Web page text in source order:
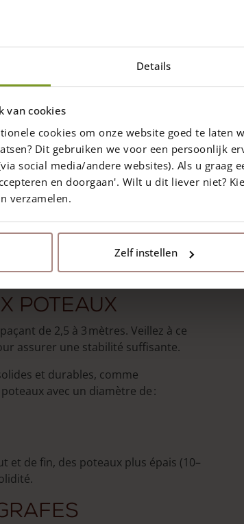
Details
van cookies
cookies om onze website goed te laten
Dit gebruiken we voor een persoonlijk
social media/andere websites). Als u graag
en doorgaan'. Wilt u dit liever niet?
verzamelen.
Zelf instellen
dans la partie inférieure pour
avec des
des tendeurs de fils. Par point de
M
les fils rapidement et solidement.
poteaux
de 2,5 à 3 mètres. Veillez à ce
assurer une stabilité suffisante.
et durables, comme
avec un diamètre de :
et de fin, des poteaux plus épais (10–